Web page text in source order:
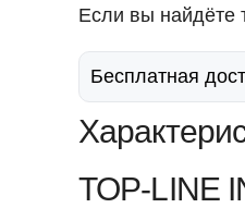
Если вы найдёте
Бесплатная
TOP-LINE